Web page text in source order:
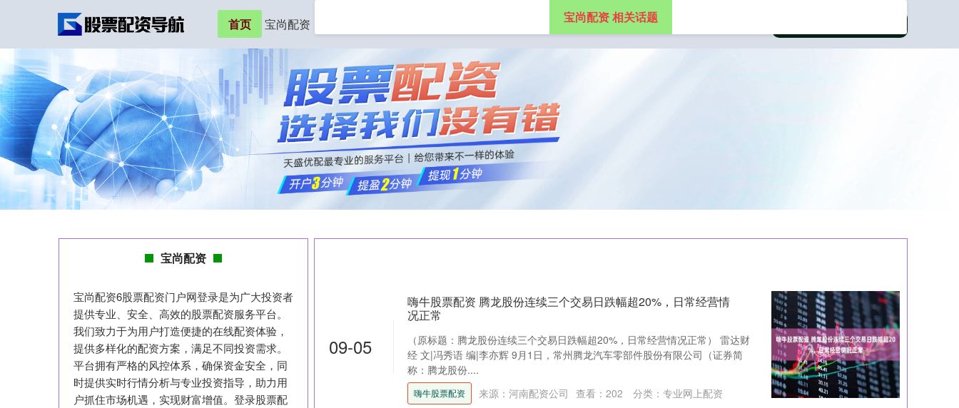
首页 宝尚配资 宝尚配资 相关话题
09-05
嗨牛股票配资 腾龙股份连续三个交易日跌幅超20%，日常经营情
况正常
（原标题：腾龙股份连续三个交易日跌幅超20%，日常经营情况正常） 雷达财
经 文|冯秀语 编|李亦辉 9月1日，常州腾龙汽车零部件股份有限公司（证券简
称：腾龙股份....
嗨牛股票配资 来源：河南配资公司 查看： 202 分类： 专业网上配资
宝尚配资
宝尚配资6股票配资门户网登录是为广大投资者
提供专业、安全、高效的股票配资服务平台。
我们致力于为用户打造便捷的在线配资体验，
提供多样化的配资方案，满足不同投资需求。
平台拥有严格的风控体系，确保资金安全，同
时提供实时行情分析与专业投资指导，助力用
户抓住市场机遇，实现财富增值。登录股票配